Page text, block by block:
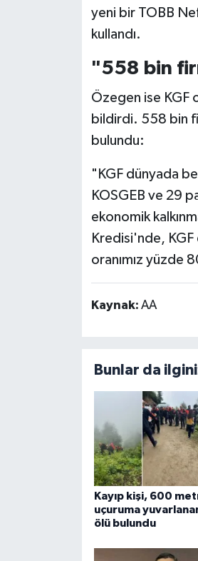
yeni bir TOBB
kullandı.
"558 bin
Özegen ise KGF
bildirdi. 558 bin
bulundu:
"KGF dünyada
KOSGEB ve 29
ekonomik
Kredisi'nde,
oranımız yüzde
Kaynak: AA
Bunlar da
Kayıp kişi, 600
uçuruma
ölü bulundu